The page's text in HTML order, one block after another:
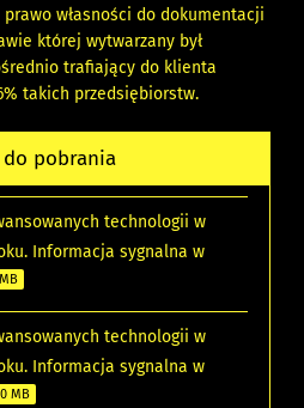
prawo własności do dokumentacji
której wytwarzany był
trafiający do klienta
takich przedsiębiorstw.
pobrania
technologii w
Informacja sygnalna w
technologii w
Informacja sygnalna w
MB